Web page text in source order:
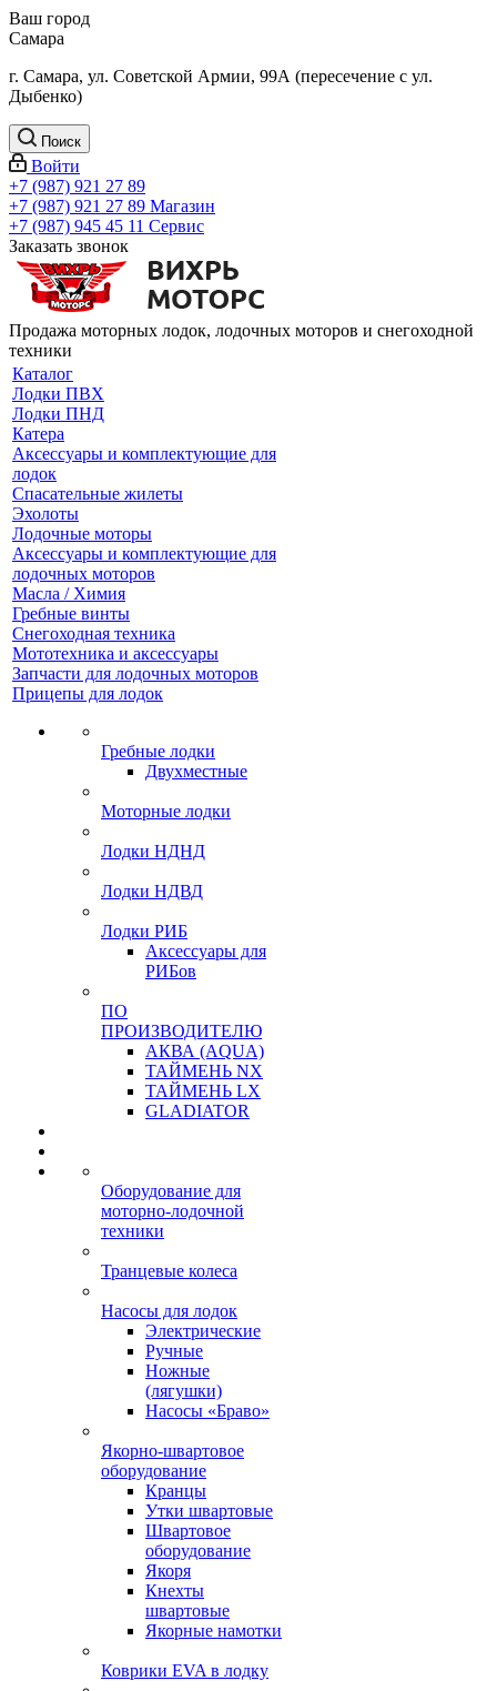
Ваш город
Самара
г. Самара, ул. Советской Армии, 99А (пересечение с ул.
Дыбенко)
Поиск
Войти
+7 (987) 921 27 89
+7 (987) 921 27 89 Магазин
+7 (987) 945 45 11 Сервис
Заказать звонок
Продажа моторных лодок, лодочных моторов и снегоходной
техники
Каталог
Лодки ПВХ
Лодки ПНД
Катера
Аксессуары и комплектующие для
лодок
Спасательные жилеты
Эхолоты
Лодочные моторы
Аксессуары и комплектующие для
лодочных моторов
Масла / Химия
Гребные винты
Снегоходная техника
Мототехника и аксессуары
Запчасти для лодочных моторов
Прицепы для лодок
Гребные лодки
Двухместные
Моторные лодки
Лодки НДНД
Лодки НДВД
Лодки РИБ
Аксессуары для
РИБов
ПО
ПРОИЗВОДИТЕЛЮ
АКВА (AQUA)
ТАЙМЕНЬ NX
ТАЙМЕНЬ LX
GLADIATOR
Оборудование для
моторно-лодочной
техники
Транцевые колеса
Насосы для лодок
Электрические
Ручные
Ножные
(лягушки)
Насосы «Браво»
Якорно-швартовое
оборудование
Кранцы
Утки швартовые
Швартовое
оборудование
Якоря
Кнехты
швартовые
Якорные намотки
Коврики EVA в лодку